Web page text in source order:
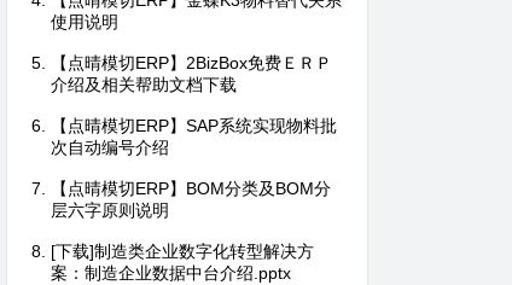
使用说明
【点晴模切ERP】2BizBox免费ＥＲＰ
介绍及相关帮助文档下载
【点晴模切ERP】SAP系统实现物料批
次自动编号介绍
【点晴模切ERP】BOM分类及BOM分
层六字原则说明
[下载]制造类企业数字化转型解决方
案：制造企业数据中台介绍.pptx